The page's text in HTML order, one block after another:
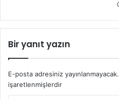
Bir yanıt yazın
E-posta adresiniz yayınlanmayacak.
işaretlenmişlerdir